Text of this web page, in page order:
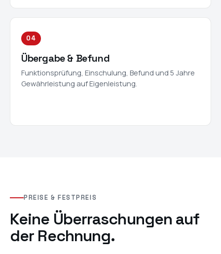
04
Übergabe & Befund
Funktionsprüfung, Einschulung, Befund und 5 Jahre
Gewährleistung auf Eigenleistung.
PREISE & FESTPREIS
Keine Überraschungen auf
der Rechnung.